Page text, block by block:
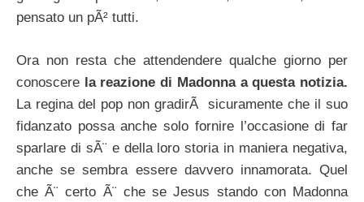
pensato un pÃ² tutti.
Ora non resta che attendendere qualche giorno per
conoscere la reazione di Madonna a questa notizia.
La regina del pop non gradirÃ sicuramente che il suo
fidanzato possa anche solo fornire l’occasione di far
sparlare di sÃ¨ e della loro storia in maniera negativa,
anche se sembra essere davvero innamorata. Quel
che Ã¨ certo Ã¨ che se Jesus stando con Madonna